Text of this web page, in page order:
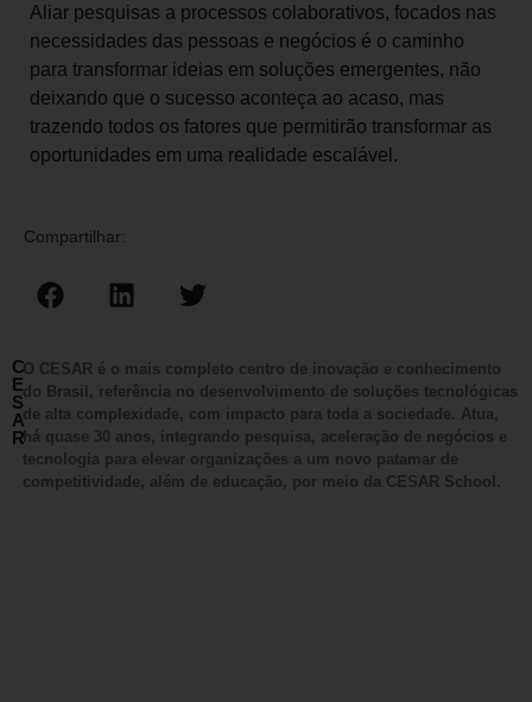
Aliar pesquisas a processos colaborativos, focados nas
necessidades das pessoas e negócios é o caminho
para transformar ideias em soluções emergentes, não
deixando que o sucesso aconteça ao acaso, mas
trazendo todos os fatores que permitirão transformar as
oportunidades em uma realidade escalável.
Compartilhar:
C
E
S
A
R
O CESAR é o mais completo centro de inovação e conhecimento
do Brasil, referência no desenvolvimento de soluções tecnológicas
de alta complexidade, com impacto para toda a sociedade. Atua,
há quase 30 anos, integrando pesquisa, aceleração de negócios e
tecnologia para elevar organizações a um novo patamar de
competitividade, além de educação, por meio da CESAR School.